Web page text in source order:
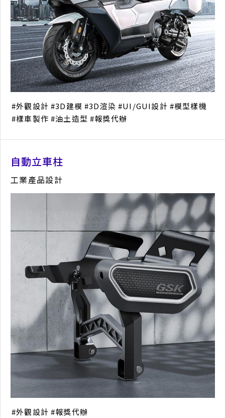
外觀設計 3D建模 3D渲染 UI/GUI設計
模型樣機
樣車製作
油土造型 報獎代辦
自動立車柱
工業產品設計
外觀設計 報獎代辦